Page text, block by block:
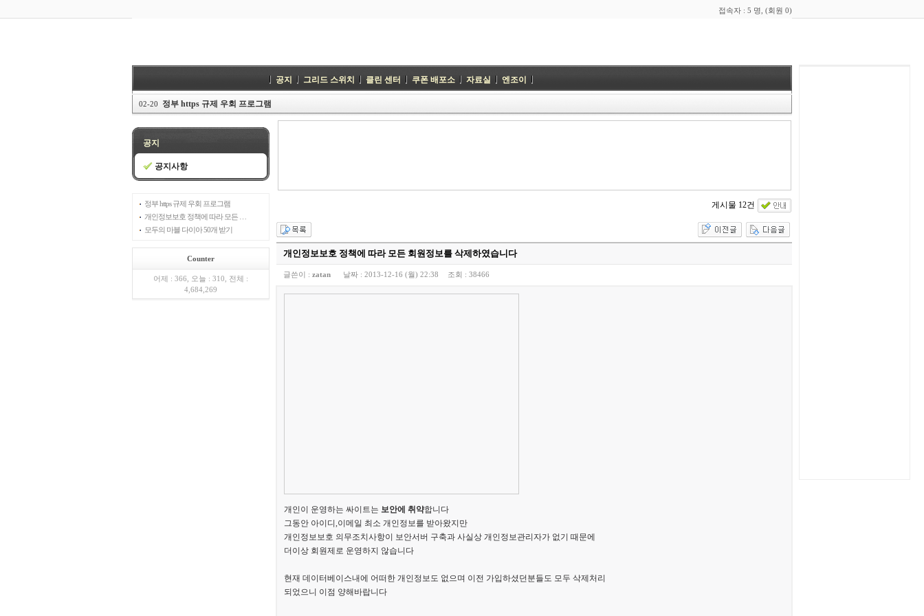
접속자 : 5 명, (회원 0)
공지 그리드 스위치 클린 센터 쿠폰 배포소 자료실 엔조이
02-20 정부 https 규제 우회 프로그램
공지
공지사항
정부 https 규제 우회 프로그램
개인정보보호 정책에 따라 모든 …
모두의 마블 다이아 50개 받기
Counter
어제 : 366, 오늘 : 310, 전체 :
4,684,269
게시물 12건
개인정보보호 정책에 따라 모든 회원정보를 삭제하였습니다
글쓴이 : zatan 날짜 : 2013-12-16 (월) 22:38 조회 : 38466
개인이 운영하는 싸이트는 보안에 취약합니다
그동안 아이디,이메일 최소 개인정보를 받아왔지만
개인정보보호 의무조치사항이 보안서버 구축과 사실상 개인정보관리자가 없기 때문에
더이상 회원제로 운영하지 않습니다
현재 데이터베이스내에 어떠한 개인정보도 없으며 이전 가입하셨던분들도 모두 삭제처리
되었으니 이점 양해바랍니다